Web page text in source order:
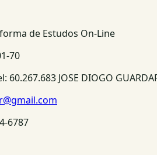
de Estudos On-Line
70
60.267.683 JOSE DIOGO
6787